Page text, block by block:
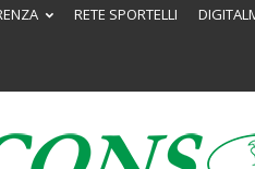
RETE SPORTELLI